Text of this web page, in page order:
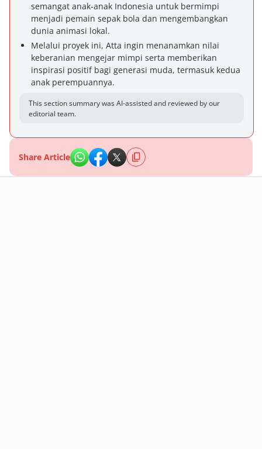
semangat anak-anak Indonesia untuk bermimpi
menjadi pemain sepak bola dan mengembangkan
dunia animasi lokal.
Melalui proyek ini, Atta ingin menanamkan nilai
keberanian mengejar mimpi serta memberikan
inspirasi positif bagi generasi muda, termasuk kedua
anak perempuannya.
This section summary was AI-assisted and reviewed by our
editorial team.
Share Article